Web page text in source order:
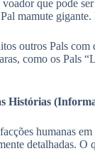
que pode
mamute gigante.
outros Pals
como os Pals
Histórias
humanas
detalhadas. O